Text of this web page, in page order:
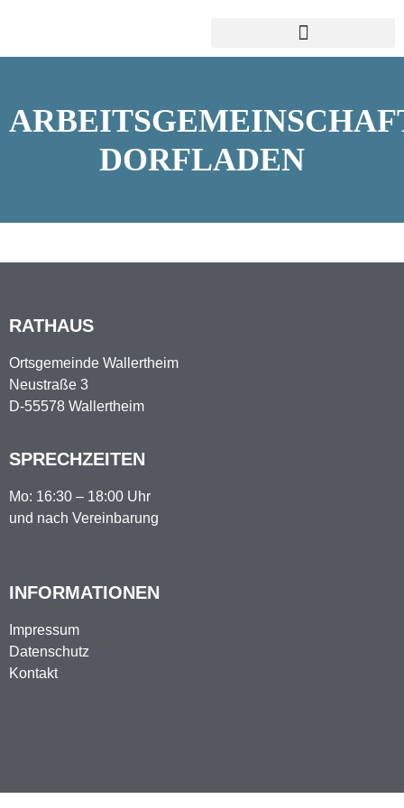
DORFLADEN
RATHAUS
Ortsgemeinde Wallertheim
Neustraße 3
D-55578 Wallertheim
SPRECHZEITEN
Mo: 16:30 – 18:00 Uhr
und nach Vereinbarung
INFORMATIONEN
Impressum
Datenschutz
Kontakt